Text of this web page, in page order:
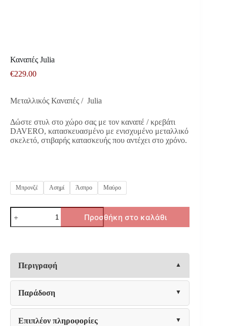
Καναπές Julia
€229.00
Μεταλλικός Καναπές / Julia
Δώστε στυλ στο χώρο σας με τον καναπέ / κρεβάτι
DAVERO, κατασκευασμένo με ενισχυμένο μεταλλικό
σκελετό, στιβαρής κατασκευής που αντέχει στο χρόνο.
Μπρονζέ Ασημί Άσπρο Μαύρο
Καναπές
Julia
ποσότητα
Προσθήκη στο καλάθι
Περιγραφή
Παράδοση
Επιπλέον πληροφορίες